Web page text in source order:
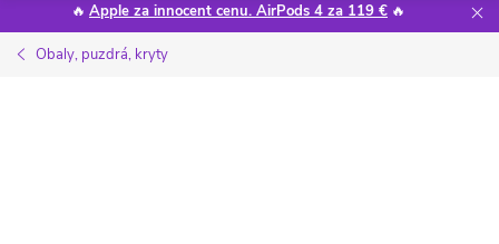
🔥 Apple za innocent cenu. AirPods 4 za 119 € 🔥
Obaly, puzdrá, kryty